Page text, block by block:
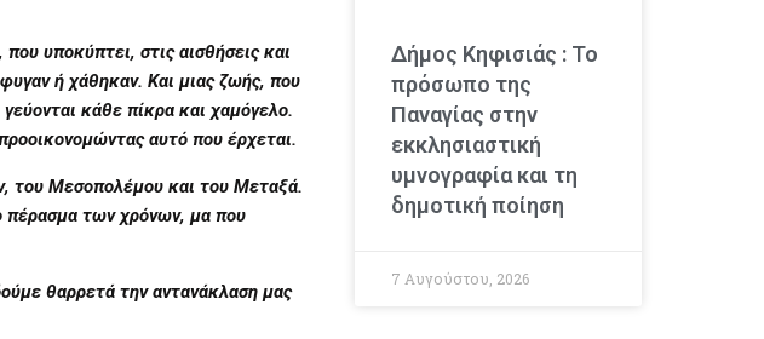
υποκύπτει, στις αισθήσεις και
ή χάθηκαν. Και μιας ζωής, που
κάθε πίκρα και χαμόγελο.
αυτό που έρχεται.
του Μεσοπολέμου και του Μεταξά.
πέρασμα των χρόνων, μα που
θαρρετά την αντανάκλαση μας
Δήμος Κηφισιάς : Το
πρόσωπο της
Παναγίας στην
εκκλησιαστική
υμνογραφία και τη
δημοτική ποίηση
7 Αυγούστου, 2026